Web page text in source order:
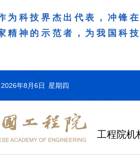
为科技界杰出代表，冲锋
精神的示范者，为我国科
2026年8月6日 星期四
工程院机